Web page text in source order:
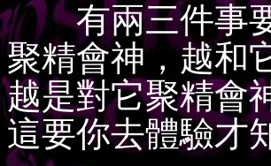
有兩三件事要
聚精會神，越和
越是對它聚精會
這要你去體驗才